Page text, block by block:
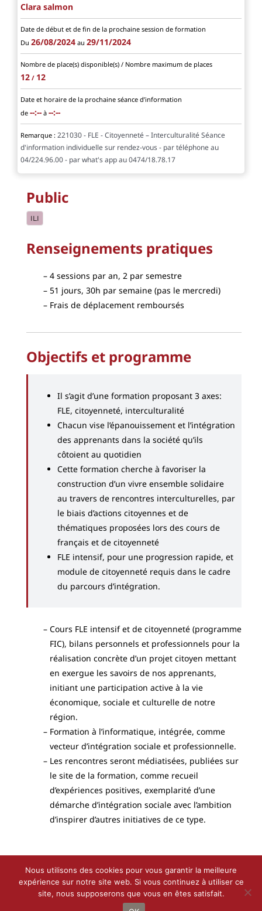
Clara salmon
Date de début et de fin de la prochaine session de formation
Du 26/08/2024au 29/11/2024
Nombre de place(s) disponible(s) / Nombre maximum de places
12 / 12
Date et horaire de la prochaine séance d’information
de --:-- à --:--
Remarque : 221030 - FLE - Citoyenneté – Interculturalité Séance
d'information individuelle sur rendez-vous - par téléphone au
04/224.96.00 - par what's app au 0474/18.78.17
Public
ILI
Renseignements pratiques
4 sessions par an, 2 par semestre
51 jours, 30h par semaine (pas le mercredi)
Frais de déplacement remboursés
Objectifs et programme
Il s’agit d’une formation proposant 3 axes:
FLE, citoyenneté, interculturalité
Chacun vise l’épanouissement et l’intégration
des apprenants dans la société qu’ils
côtoient au quotidien
Cette formation cherche à favoriser la
construction d’un vivre ensemble solidaire
au travers de rencontres interculturelles, par
le biais d’actions citoyennes et de
thématiques proposées lors des cours de
français et de citoyenneté
FLE intensif, pour une progression rapide, et
module de citoyenneté requis dans le cadre
du parcours d’intégration.
Cours FLE intensif et de citoyenneté (programme
FIC), bilans personnels et professionnels pour la
réalisation concrète d’un projet citoyen mettant
en exergue les savoirs de nos apprenants,
initiant une participation active à la vie
économique, sociale et culturelle de notre
région.
Formation à l’informatique, intégrée, comme
vecteur d’intégration sociale et professionnelle.
Les rencontres seront médiatisées, publiées sur
le site de la formation, comme recueil
d’expériences positives, exemplarité d’une
démarche d’intégration sociale avec l’ambition
d’inspirer d’autres initiatives de ce type.
Droit d’auteur 2021 - 2022 |Le Petit BottindeCALIF| Tous droits
Nous utilisons des cookies pour vous garantir la meilleure
expérience sur notre site web. Si vous continuez à utiliser ce
site, nous supposerons que vous en êtes satisfait.